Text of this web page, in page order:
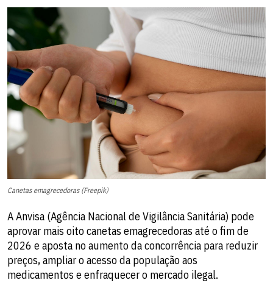
Canetas emagrecedoras (Freepik)
A Anvisa (Agência Nacional de Vigilância Sanitária) pode
aprovar mais oito canetas emagrecedoras até o fim de
2026 e aposta no aumento da concorrência para reduzir
preços, ampliar o acesso da população aos
medicamentos e enfraquecer o mercado ilegal.